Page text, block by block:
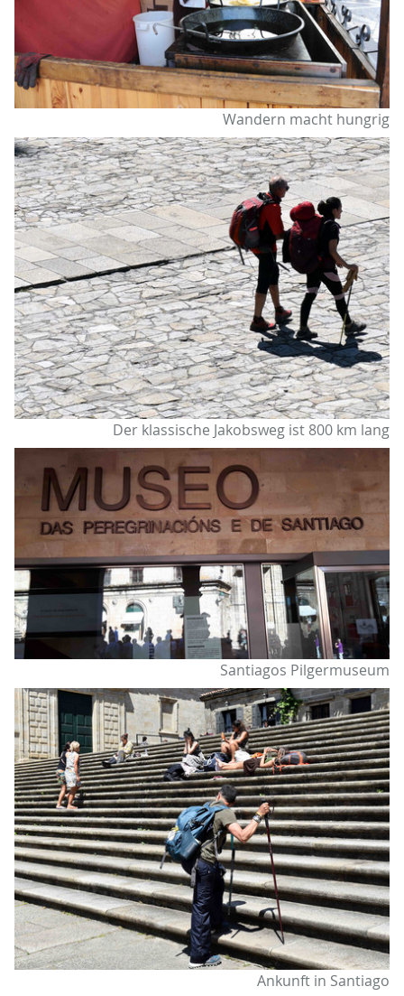
Wandern macht hungrig
Der klassische Jakobsweg ist 800 km lang
Santiagos Pilgermuseum
Ankunft in Santiago